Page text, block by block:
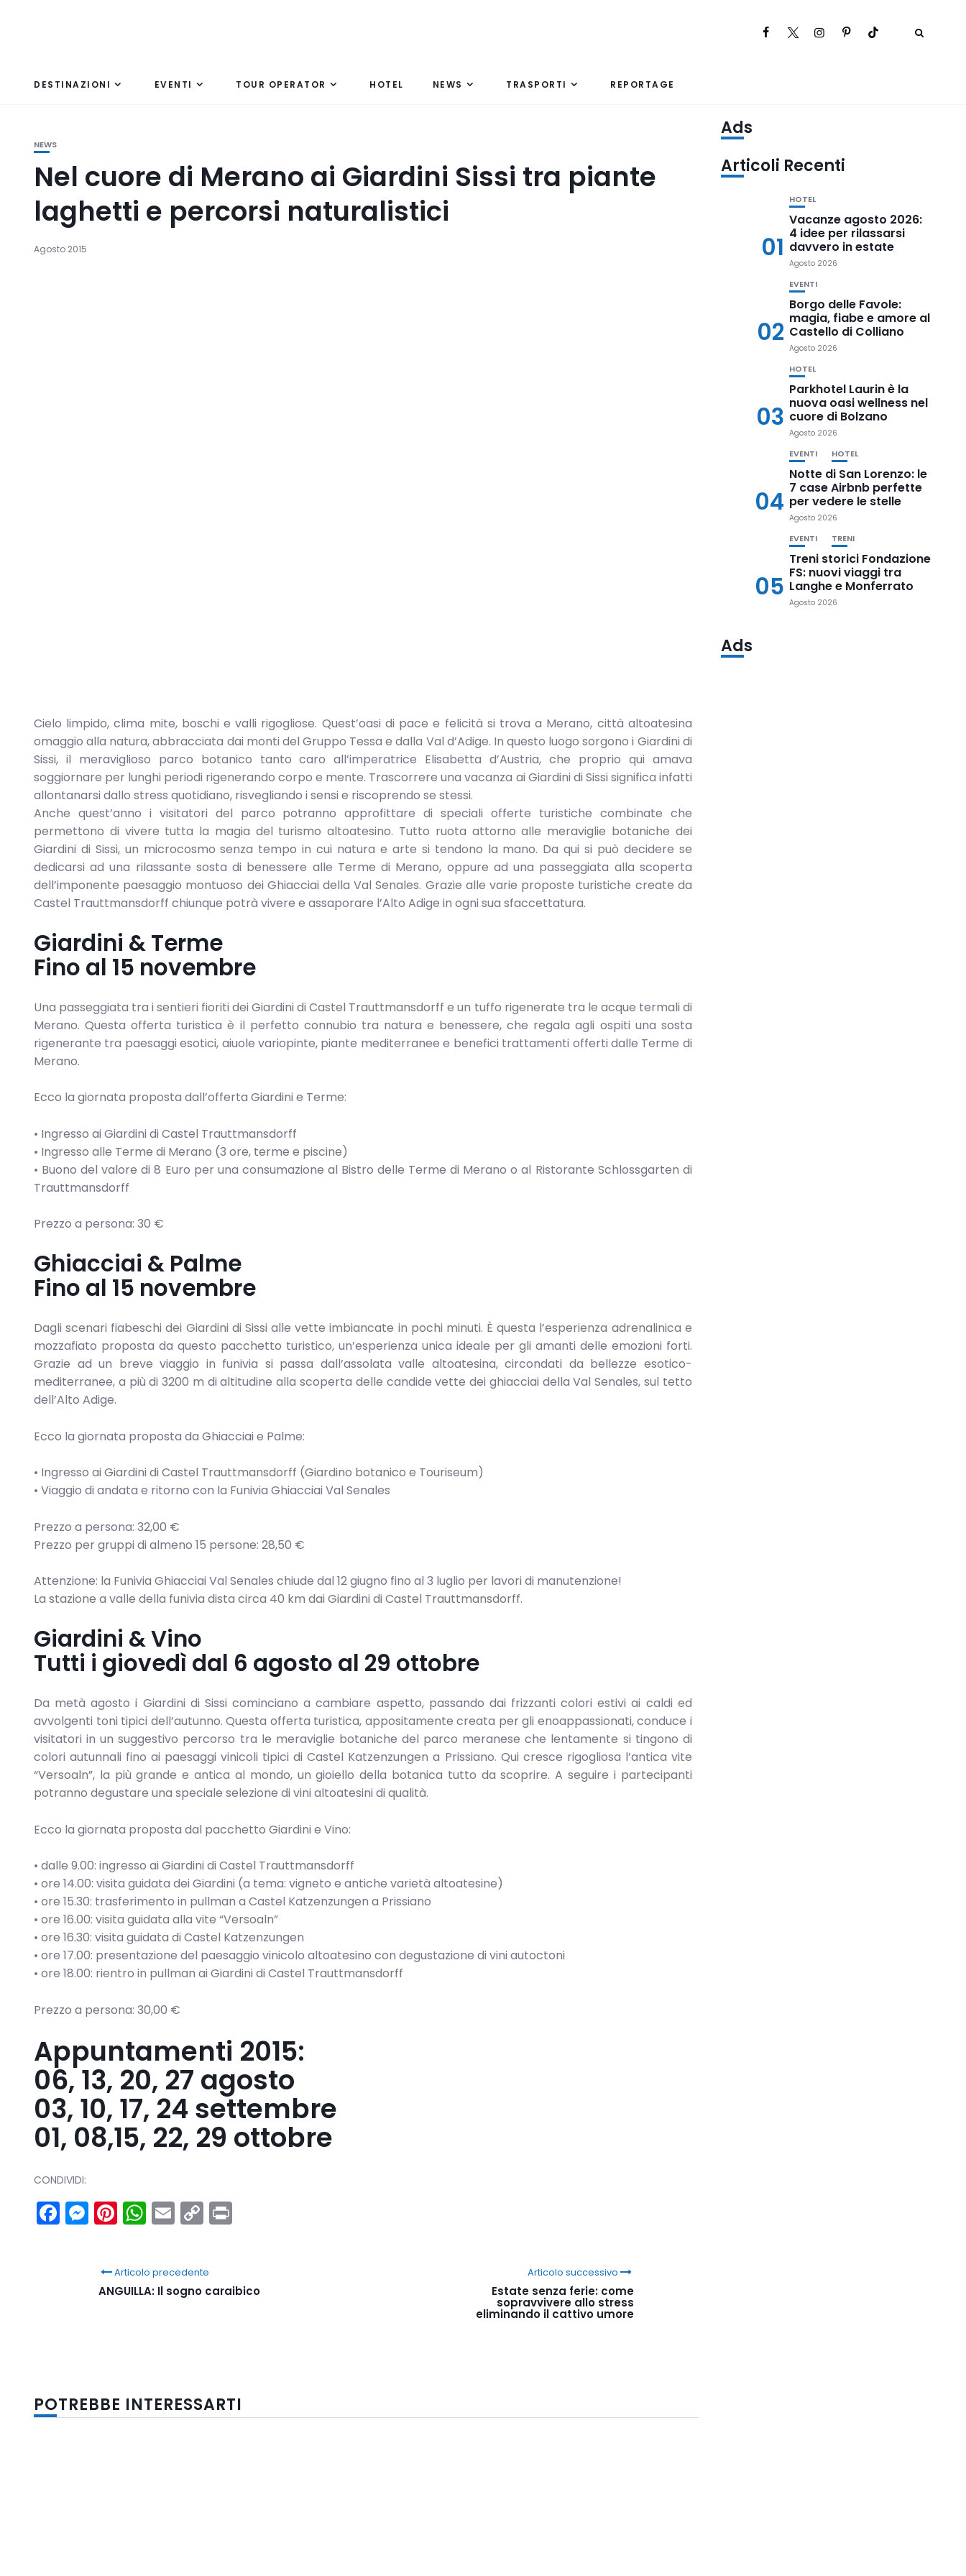
DESTINAZIONI EVENTI TOUR OPERATOR HOTEL NEWS TRASPORTI REPORTAGE
NEWS
Nel cuore di Merano ai Giardini Sissi tra piante
laghetti e percorsi naturalistici
Agosto 2015
Cielo limpido, clima mite, boschi e valli rigogliose. Quest’oasi di pace e felicità si trova a Merano, città altoatesina
omaggio alla natura, abbracciata dai monti del Gruppo Tessa e dalla Val d’Adige. In questo luogo sorgono i Giardini di
Sissi, il meraviglioso parco botanico tanto caro all’imperatrice Elisabetta d’Austria, che proprio qui amava
soggiornare per lunghi periodi rigenerando corpo e mente. Trascorrere una vacanza ai Giardini di Sissi significa infatti
allontanarsi dallo stress quotidiano, risvegliando i sensi e riscoprendo se stessi.
Anche quest’anno i visitatori del parco potranno approfittare di speciali offerte turistiche combinate che
permettono di vivere tutta la magia del turismo altoatesino. Tutto ruota attorno alle meraviglie botaniche dei
Giardini di Sissi, un microcosmo senza tempo in cui natura e arte si tendono la mano. Da qui si può decidere se
dedicarsi ad una rilassante sosta di benessere alle Terme di Merano, oppure ad una passeggiata alla scoperta
dell’imponente paesaggio montuoso dei Ghiacciai della Val Senales. Grazie alle varie proposte turistiche create da
Castel Trauttmansdorff chiunque potrà vivere e assaporare l’Alto Adige in ogni sua sfaccettatura.
Giardini & Terme
Fino al 15 novembre
Una passeggiata tra i sentieri fioriti dei Giardini di Castel Trauttmansdorff e un tuffo rigenerate tra le acque termali di
Merano. Questa offerta turistica è il perfetto connubio tra natura e benessere, che regala agli ospiti una sosta
rigenerante tra paesaggi esotici, aiuole variopinte, piante mediterranee e benefici trattamenti offerti dalle Terme di
Merano.
Ecco la giornata proposta dall’offerta Giardini e Terme:
• Ingresso ai Giardini di Castel Trauttmansdorff
• Ingresso alle Terme di Merano (3 ore, terme e piscine)
• Buono del valore di 8 Euro per una consumazione al Bistro delle Terme di Merano o al Ristorante Schlossgarten di
Trauttmansdorff
Prezzo a persona: 30 €
Ghiacciai & Palme
Fino al 15 novembre
Dagli scenari fiabeschi dei Giardini di Sissi alle vette imbiancate in pochi minuti. È questa l’esperienza adrenalinica e
mozzafiato proposta da questo pacchetto turistico, un’esperienza unica ideale per gli amanti delle emozioni forti.
Grazie ad un breve viaggio in funivia si passa dall’assolata valle altoatesina, circondati da bellezze esotico-
mediterranee, a più di 3200 m di altitudine alla scoperta delle candide vette dei ghiacciai della Val Senales, sul tetto
dell’Alto Adige.
Ecco la giornata proposta da Ghiacciai e Palme:
• Ingresso ai Giardini di Castel Trauttmansdorff (Giardino botanico e Touriseum)
• Viaggio di andata e ritorno con la Funivia Ghiacciai Val Senales
Prezzo a persona: 32,00 €
Prezzo per gruppi di almeno 15 persone: 28,50 €
Attenzione: la Funivia Ghiacciai Val Senales chiude dal 12 giugno fino al 3 luglio per lavori di manutenzione!
La stazione a valle della funivia dista circa 40 km dai Giardini di Castel Trauttmansdorff.
Giardini & Vino
Tutti i giovedì dal 6 agosto al 29 ottobre
Da metà agosto i Giardini di Sissi cominciano a cambiare aspetto, passando dai frizzanti colori estivi ai caldi ed
avvolgenti toni tipici dell’autunno. Questa offerta turistica, appositamente creata per gli enoappassionati, conduce i
visitatori in un suggestivo percorso tra le meraviglie botaniche del parco meranese che lentamente si tingono di
colori autunnali fino ai paesaggi vinicoli tipici di Castel Katzenzungen a Prissiano. Qui cresce rigogliosa l’antica vite
“Versoaln”, la più grande e antica al mondo, un gioiello della botanica tutto da scoprire. A seguire i partecipanti
potranno degustare una speciale selezione di vini altoatesini di qualità.
Ecco la giornata proposta dal pacchetto Giardini e Vino:
• dalle 9.00: ingresso ai Giardini di Castel Trauttmansdorff
• ore 14.00: visita guidata dei Giardini (a tema: vigneto e antiche varietà altoatesine)
• ore 15.30: trasferimento in pullman a Castel Katzenzungen a Prissiano
• ore 16.00: visita guidata alla vite “Versoaln”
• ore 16.30: visita guidata di Castel Katzenzungen
• ore 17.00: presentazione del paesaggio vinicolo altoatesino con degustazione di vini autoctoni
• ore 18.00: rientro in pullman ai Giardini di Castel Trauttmansdorff
Prezzo a persona: 30,00 €
Appuntamenti 2015:
06, 13, 20, 27 agosto
03, 10, 17, 24 settembre
01, 08,15, 22, 29 ottobre
CONDIVIDI:
Facebook
Messenger
Pinterest
WhatsApp
Email
Copy
Articolo precedente
ANGUILLA: Il sogno caraibico
Articolo successivo
Estate senza ferie: come
sopravvivere allo stress
eliminando il cattivo umore
POTREBBE INTERESSARTI
Ads
Articoli Recenti
01
HOTEL
Vacanze agosto 2026:
4 idee per rilassarsi
davvero in estate
Agosto 2026
02
EVENTI
Borgo delle Favole:
magia, fiabe e amore al
Castello di Colliano
Agosto 2026
03
HOTEL
Parkhotel Laurin è la
nuova oasi wellness nel
cuore di Bolzano
Agosto 2026
04
EVENTI HOTEL
Notte di San Lorenzo: le
7 case Airbnb perfette
per vedere le stelle
Agosto 2026
05
EVENTI TRENI
Treni storici Fondazione
FS: nuovi viaggi tra
Langhe e Monferrato
Agosto 2026
Ads